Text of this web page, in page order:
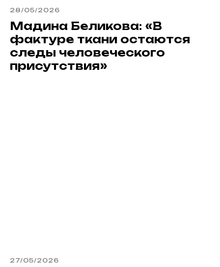
28/05/2026
Мадина Беликова: «В
фактуре ткани остаются
следы человеческого
присутствия»
27/05/2026